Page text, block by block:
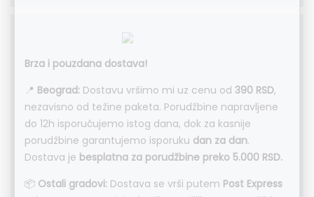
Brza i pouzdana dostava!
📍 Beograd: Dostavu vršimo mi uz cenu od 390 RSD,
nezavisno od težine paketa. Porudžbine napravljene
do 12h isporučujemo istog dana, dok za kasnije
porudžbine garantujemo isporuku dan za dan.
Dostava je besplatna za porudžbine preko 5.000 RSD.
📦 Ostali gradovi: Dostava se vrši putem Post Express